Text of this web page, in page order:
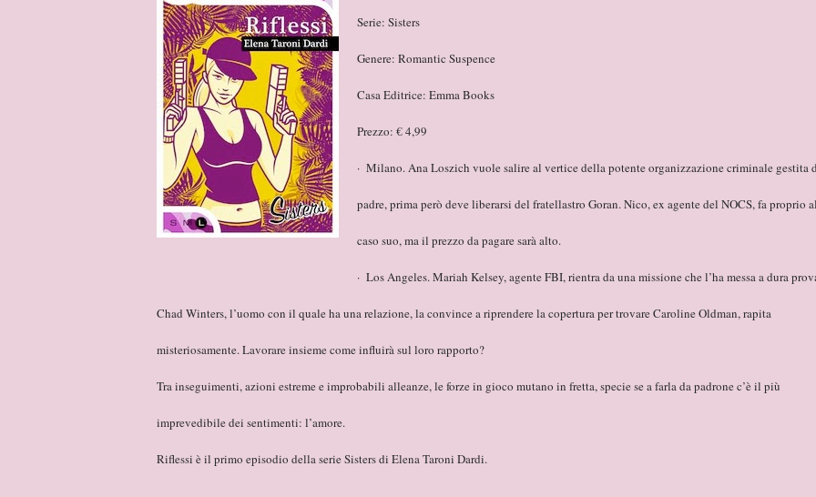
Serie: Sisters
Genere: Romantic Suspence
Casa Editrice: Emma Books
Prezzo: € 4,99
· Milano. Ana Loszich vuole salire al vertice della potente organizzazione criminale gestita
padre, prima però deve liberarsi del fratellastro Goran. Nico, ex agente del NOCS, fa proprio
caso suo, ma il prezzo da pagare sarà alto.
· Los Angeles. Mariah Kelsey, agente FBI, rientra da una missione che l’ha messa a dura
Chad Winters, l’uomo con il quale ha una relazione, la convince a riprendere la copertura per trovare Caroline Oldman, rapita
misteriosamente. Lavorare insieme come influirà sul loro rapporto?
Tra inseguimenti, azioni estreme e improbabili alleanze, le forze in gioco mutano in fretta, specie se a farla da padrone c’è il più
imprevedibile dei sentimenti: l’amore.
Riflessi è il primo episodio della serie Sisters di Elena Taroni Dardi.